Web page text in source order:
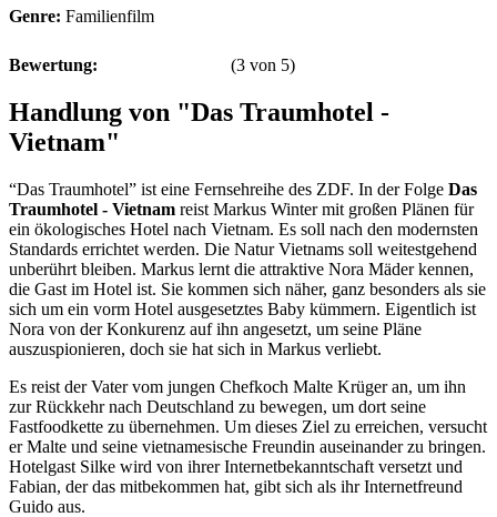
Genre: Familienfilm
Bewertung: (3 von 5)
Handlung von "Das Traumhotel -
Vietnam"
“Das Traumhotel” ist eine Fernsehreihe des ZDF. In der Folge Das
Traumhotel - Vietnam reist Markus Winter mit großen Plänen für
ein ökologisches Hotel nach Vietnam. Es soll nach den modernsten
Standards errichtet werden. Die Natur Vietnams soll weitestgehend
unberührt bleiben. Markus lernt die attraktive Nora Mäder kennen,
die Gast im Hotel ist. Sie kommen sich näher, ganz besonders als sie
sich um ein vorm Hotel ausgesetztes Baby kümmern. Eigentlich ist
Nora von der Konkurenz auf ihn angesetzt, um seine Pläne
auszuspionieren, doch sie hat sich in Markus verliebt.
Es reist der Vater vom jungen Chefkoch Malte Krüger an, um ihn
zur Rückkehr nach Deutschland zu bewegen, um dort seine
Fastfoodkette zu übernehmen. Um dieses Ziel zu erreichen, versucht
er Malte und seine vietnamesische Freundin auseinander zu bringen.
Hotelgast Silke wird von ihrer Internetbekanntschaft versetzt und
Fabian, der das mitbekommen hat, gibt sich als ihr Internetfreund
Guido aus.